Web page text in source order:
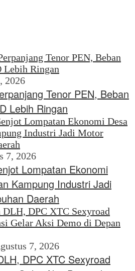
2026
Tenor PEN, Beban
Lebih Ringan
7, 2026
Lompatan Ekonomi
Kampung Industri Jadi
Daerah
7, 2026
DPC XTC Sexyroad